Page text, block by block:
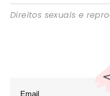
Direitos sexuais e